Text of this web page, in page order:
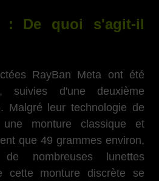
: De quoi s'agit-il
RayBan Meta ont été
suivies d'une deuxième
Malgré leur technologie de
monture classique et
que 49 grammes environ,
nombreuses lunettes
cette monture discrète se